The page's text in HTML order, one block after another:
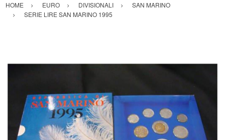
HOME EURO DIVISIONALI
SAN MARINO
SERIE LIRE SAN MARINO 1995